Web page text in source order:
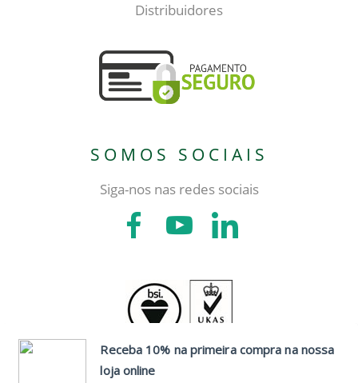
Distribuidores
SOMOS SOCIAIS
Siga-nos nas redes sociais